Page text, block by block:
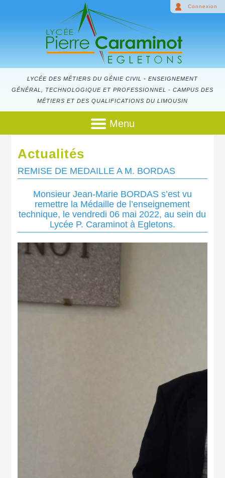
LYCÉE DES MÉTIERS DU GÉNIE CIVIL - ENSEIGNEMENT
GÉNÉRAL, TECHNOLOGIQUE ET PROFESSIONNEL - CAMPUS DES
MÉTIERS ET DES QUALIFICATIONS DU LIMOUSIN
Connexion
Menu
Actualités
REMISE DE MEDAILLE A M. BORDAS
Monsieur Jean-Marie BORDAS s’est vu
remettre la Médaille de l’enseignement
technique, le vendredi 06 mai 2022, au sein du
Lycée P. Caraminot à Egletons.